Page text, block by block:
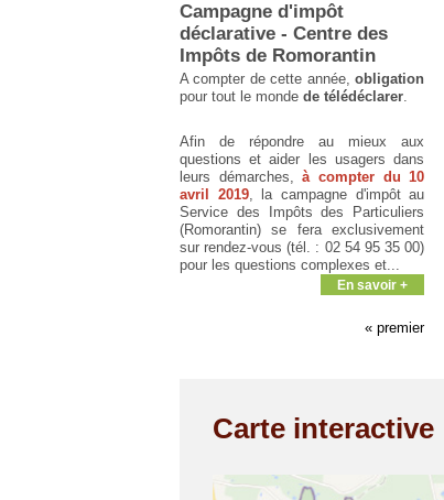
Campagne d'impôt
déclarative - Centre des
Impôts de Romorantin
A compter de cette année,obligation
pour tout le monde de télédéclarer.
Afin de répondre au mieux aux
questions et aider les usagers dans
leurs démarches,à compter du 10
avril 2019, la campagne d'impôt au
Service des Impôts des Particuliers
(Romorantin) se fera exclusivement
sur rendez-vous (tél. : 02 54 95 35 00)
pour les questions complexes et...
En savoir +
« premier
Carte interactive